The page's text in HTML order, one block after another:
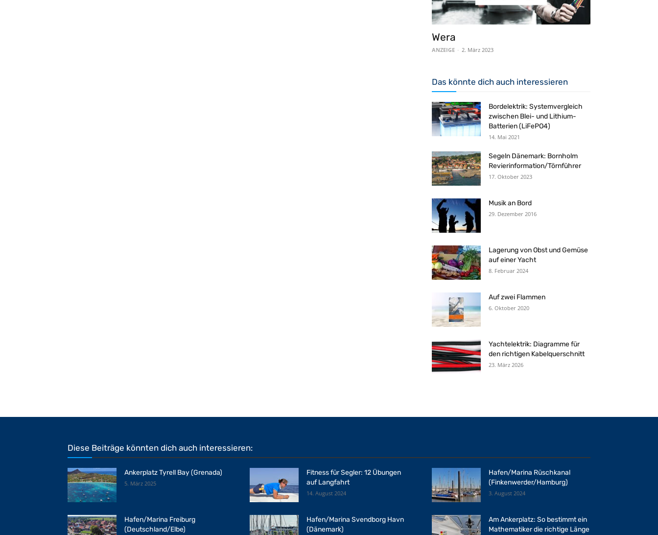
Wera
ANZEIGE - 2. März 2023
Das könnte dich auch interessieren
Bordelektrik: Systemvergleich
zwischen Blei- und Lithium-
Batterien (LiFePO4)
14. Mai 2021
Segeln Dänemark: Bornholm
Revierinformation/Törnführer
17. Oktober 2023
Musik an Bord
29. Dezember 2016
Lagerung von Obst und Gemüse
auf einer Yacht
8. Februar 2024
Auf zwei Flammen
6. Oktober 2020
Yachtelektrik: Diagramme für
den richtigen Kabelquerschnitt
23. März 2026
Diese Beiträge könnten dich auch interessieren:
Ankerplatz Tyrell Bay (Grenada)
5. März 2025
Fitness für Segler: 12 Übungen
auf Langfahrt
14. August 2024
Hafen/Marina Rüschkanal
(Finkenwerder/Hamburg)
3. August 2024
Hafen/Marina Freiburg
(Deutschland/Elbe)
Hafen/Marina Svendborg Havn
(Dänemark)
Am Ankerplatz: So bestimmt ein
Mathematiker die richtige Länge